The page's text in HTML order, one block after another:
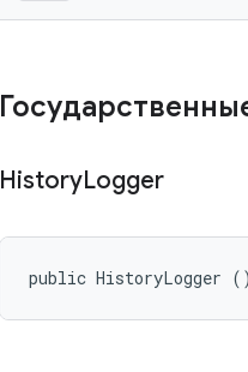
HistoryLogger
public HistoryLogger ()